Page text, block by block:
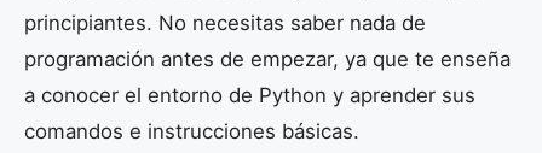
principiantes. No necesitas saber nada de
programación antes de empezar, ya que te enseña
a conocer el entorno de Python y aprender sus
comandos e instrucciones básicas.